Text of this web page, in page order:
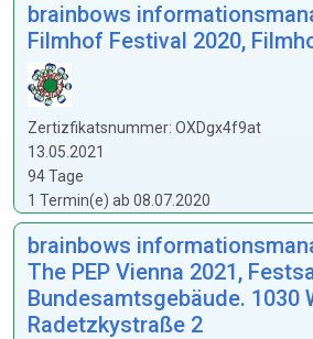
brainbows
Filmhof Festival 2020,
Zertizfikatsnummer: OXDgx4f9at
13.05.2021
94 Tage
1 Termin(e) ab 08.07.2020
brainbows
The PEP Vienna 2021,
Bundesamtsgebäude. 1030
Radetzkystraße 2